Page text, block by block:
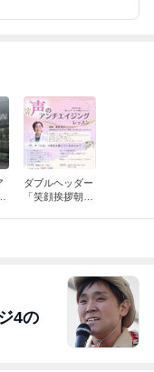
ダブルヘッダー
「笑顔挨拶朝
4の